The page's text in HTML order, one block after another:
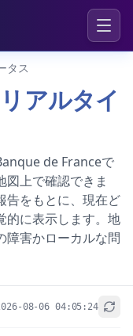
タス
アルタイ
de Franceで
上で確認できま
告をもとに、現在ど
的に表示します。地
障害かローカルな問
08-06 04:05:24
+